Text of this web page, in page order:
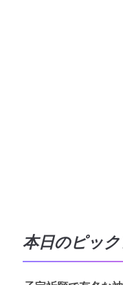
本日のピッ